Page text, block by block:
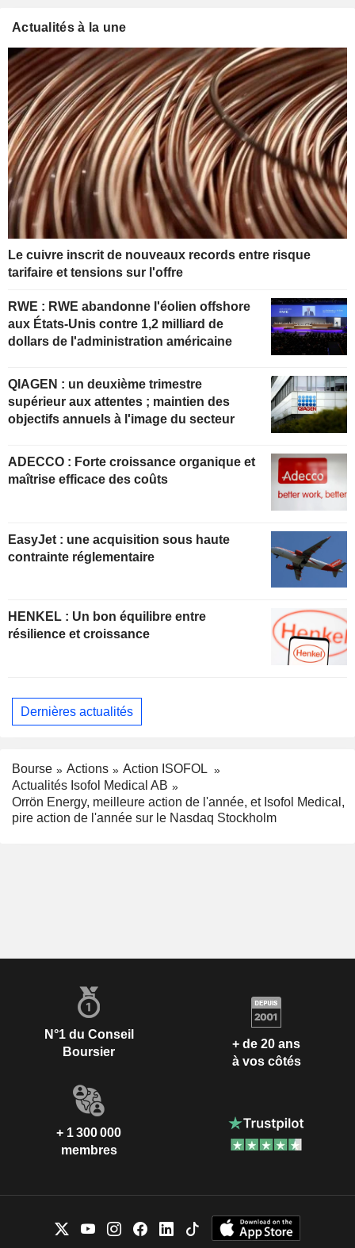
Actualités à la une
Le cuivre inscrit de nouveaux records entre risque
tarifaire et tensions sur l'offre
RWE : RWE abandonne l'éolien offshore
aux États-Unis contre 1,2 milliard de
dollars de l'administration américaine
QIAGEN : un deuxième trimestre
supérieur aux attentes ; maintien des
objectifs annuels à l'image du secteur
ADECCO : Forte croissance organique et
maîtrise efficace des coûts
EasyJet : une acquisition sous haute
contrainte réglementaire
HENKEL : Un bon équilibre entre
résilience et croissance
Dernières actualités
Bourse Actions
Action ISOFOL
Actualités Isofol Medical AB
Orrön Energy, meilleure action de l'année, et Isofol Medical,
pire action de l'année sur le Nasdaq Stockholm
N°1 du Conseil
Boursier
+ de 20 ans
à vos côtés
+ 1 300 000
membres